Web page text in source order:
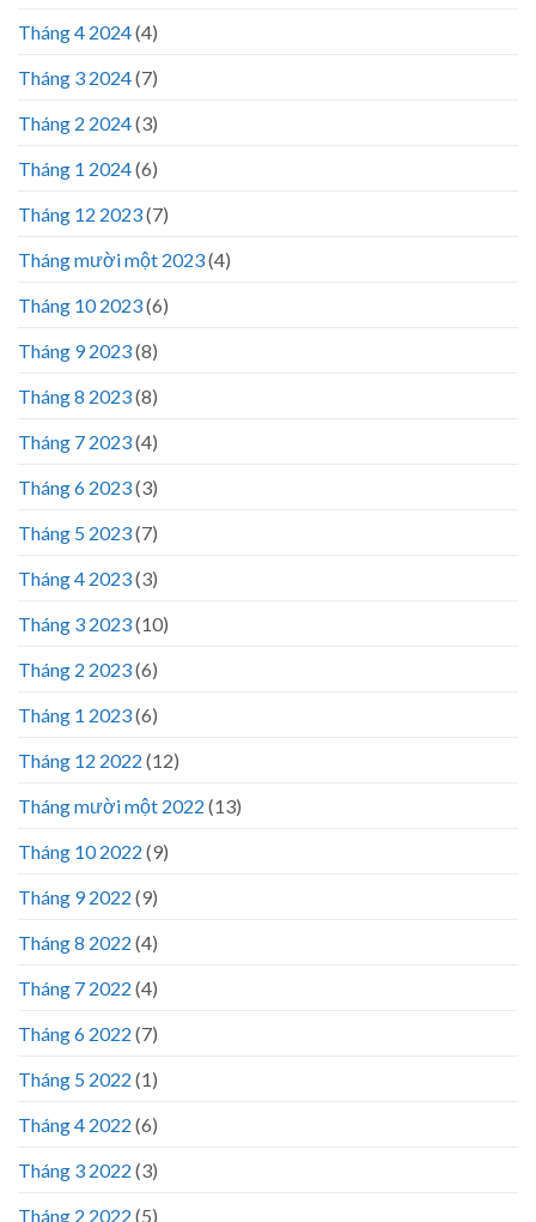
Tháng 4 2024(4)
Tháng 3 2024(7)
Tháng 2 2024(3)
Tháng 1 2024(6)
Tháng 12 2023(7)
Tháng mười một 2023(4)
Tháng 10 2023(6)
Tháng 9 2023(8)
Tháng 8 2023(8)
Tháng 7 2023(4)
Tháng 6 2023(3)
Tháng 5 2023(7)
Tháng 4 2023(3)
Tháng 3 2023(10)
Tháng 2 2023(6)
Tháng 1 2023(6)
Tháng 12 2022 (12)
Tháng mười một 2022 (13)
Tháng 10 2022 (9)
Tháng 9 2022 (9)
Tháng 8 2022 (4)
Tháng 7 2022 (4)
Tháng 6 2022 (7)
Tháng 5 2022 (1)
Tháng 4 2022 (6)
Tháng 3 2022 (3)
Tháng 2 2022 (5)